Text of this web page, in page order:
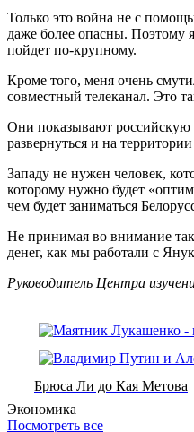
Только это война не с
даже более опасны. Поэтому
пойдет по-крупному.
Кроме того, меня очень
совместный телеканал. Это
Они показывают российскую
развернуться и на
Западу не нужен человек,
которому нужно будет
чем будет заниматься
Не принимая во внимание
денег, как мы работали с
Руководитель Центра
Брюса Ли до Кая Метова
Экономика
Посмотреть все